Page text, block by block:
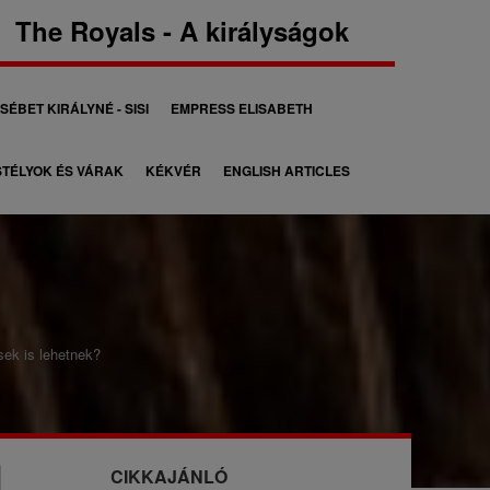
The Royals - A királyságok
KIRÁLYNÉ - SISI EMPRESS ELISABETH
ÉS VÁRAK KÉKVÉR ENGLISH ARTICLES
is lehetnek?
CIKKAJÁNLÓ